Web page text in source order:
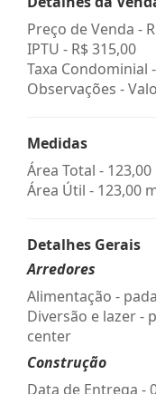
Preço de Venda -
IPTU - R$ 315,00
Taxa Condominial -
Observações -
Medidas
Área Total - 123,00
Área Útil - 123,00
Detalhes Gerais
Arredores
Alimentação -
Diversão e lazer -
center
Construção
Data de Entrega -